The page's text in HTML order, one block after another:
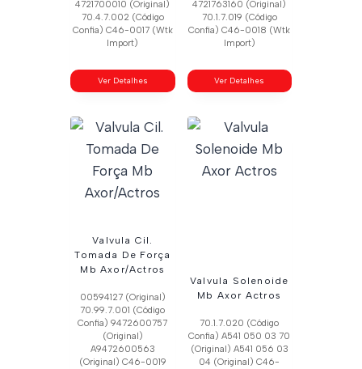
4721700010 (Original)
70.4.7.002 (Código
Confia) C46-0017 (Wtk
Import)
Ver Detalhes
4721763160 (Original)
70.1.7.019 (Código
Confia) C46-0018 (Wtk
Import)
Ver Detalhes
Valvula Cil.
Tomada De Força
Mb Axor/Actros
00594127 (Original)
70.99.7.001 (Código
Confia) 9472600757
(Original)
A9472600563
(Original) C46-0019
Valvula Solenoide
Mb Axor Actros
70.1.7.020 (Código
Confia) A541 050 03 70
(Original) A541 056 03
04 (Original) C46-